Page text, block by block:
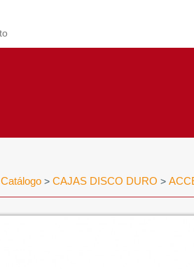
Catálogo > CAJAS DISCO DURO >